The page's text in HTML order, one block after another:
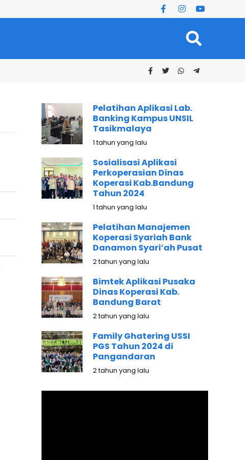
Pelatihan Aplikasi Lab.
Banking Kampus UNSIL
Tasikmalaya
1 tahun yang lalu
Sosialisasi Aplikasi
Perkoperasian Dinas
Koperasi Kab.Bandung
Tahun 2024
1 tahun yang lalu
Pelatihan Manajemen
Koperasi Syariah Bank
Danamon Syari’ah Pusat
2 tahun yang lalu
Bimtek Aplikasi Pusaka
Dinas Koperasi Kab.
Bandung Barat
2 tahun yang lalu
Family Ghatering USSI
PGS Tahun 2024 di
Pangandaran
2 tahun yang lalu